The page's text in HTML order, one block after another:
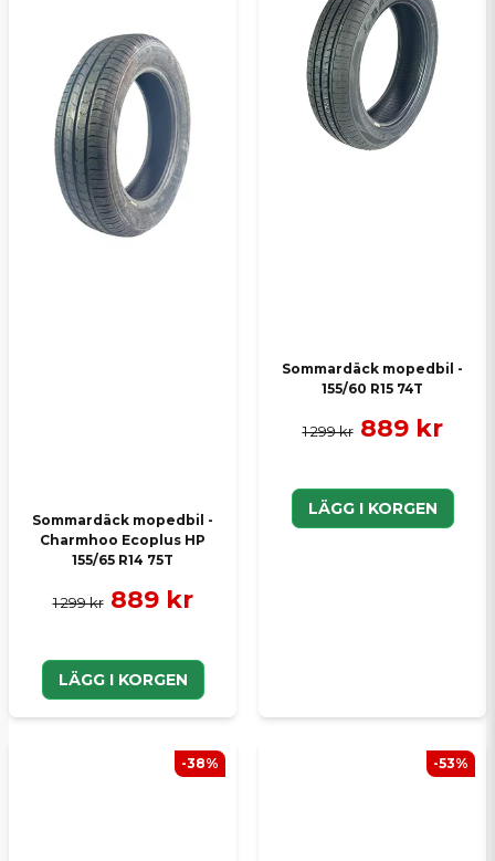
Sommardäck mopedbil -
Charmhoo Ecoplus HP
155/65 R14 75T
1 299 kr 889 kr
LÄGG I KORGEN
Sommardäck mopedbil -
155/60 R15 74T
1 299 kr 889 kr
LÄGG I KORGEN
-38% -53%